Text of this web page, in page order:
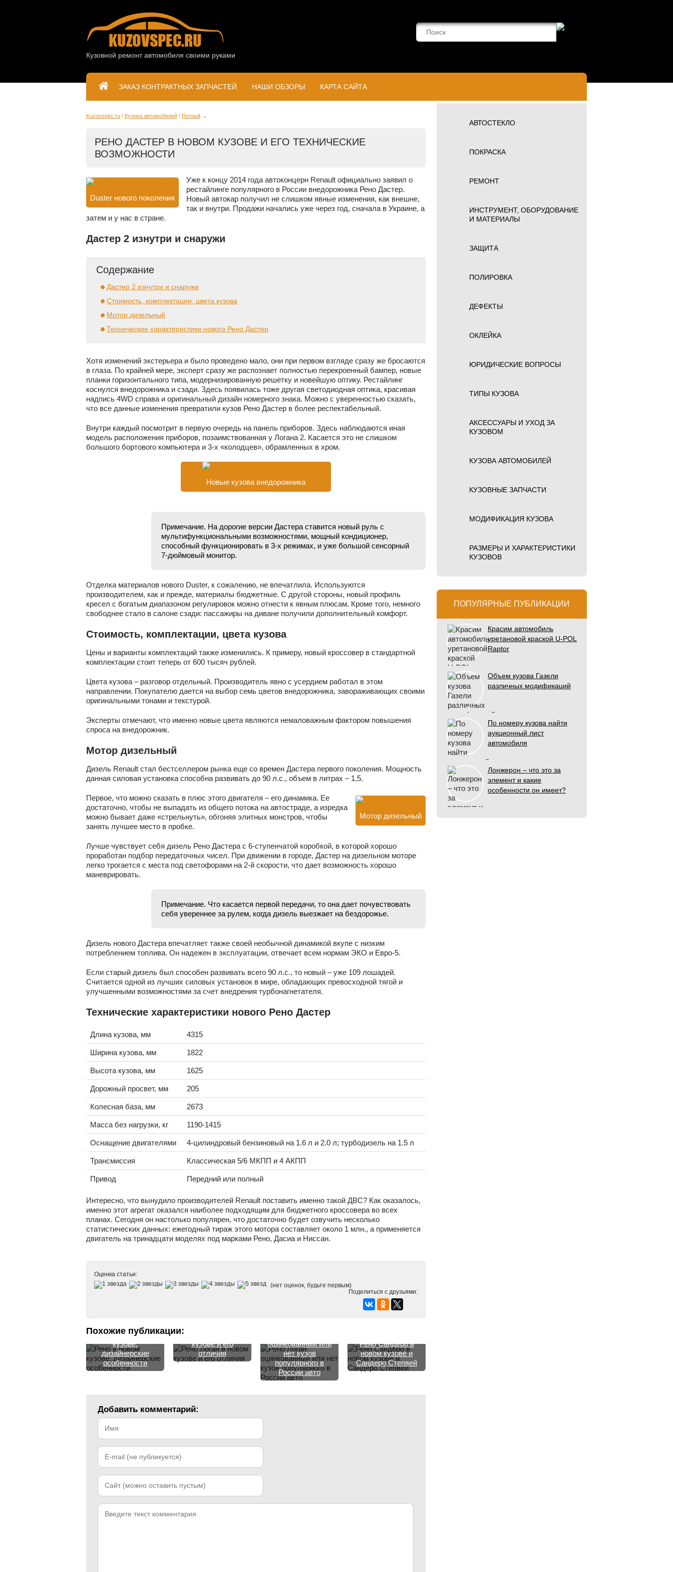
Кузовной ремонт автомобиля своими руками
ЗАКАЗ КОНТРАКТНЫХ ЗАПЧАСТЕЙ НАШИ ОБЗОРЫ КАРТА САЙТА
Kuzovspec.ru Кузова автомобилей Renault
РЕНО ДАСТЕР В НОВОМ КУЗОВЕ И ЕГО ТЕХНИЧЕСКИЕ
ВОЗМОЖНОСТИ
Duster нового поколения
Уже к концу 2014 года автоконцерн Renault официально заявил о
рестайлинге популярного в России внедорожника Рено Дастер.
Новый автокар получил не слишком явные изменения, как внешне,
так и внутри. Продажи начались уже через год, сначала в Украине, а
затем и у нас в стране.
Дастер 2 изнутри и снаружи
Содержание
Дастер 2 изнутри и снаружи
Стоимость, комплектации, цвета кузова
Мотор дизельный
Технические характеристики нового Рено Дастер
Хотя изменений экстерьера и было проведено мало, они при первом взгляде сразу же бросаются
в глаза. По крайней мере, эксперт сразу же распознает полностью перекроенный бампер, новые
планки горизонтального типа, модернизированную решетку и новейшую оптику. Рестайлинг
коснулся внедорожника и сзади. Здесь появилась тоже другая светодиодная оптика, красивая
надпись 4WD справа и оригинальный дизайн номерного знака. Можно с уверенностью сказать,
что все данные изменения превратили кузов Рено Дастер в более респектабельный.
Внутри каждый посмотрит в первую очередь на панель приборов. Здесь наблюдаются иная
модель расположения приборов, позаимствованная у Логана 2. Касается это не слишком
большого бортового компьютера и 3-х «колодцев», обрамленных в хром.
Новые кузова внедорожника
Примечание. На дорогие версии Дастера ставится новый руль с
мультифункциональными возможностями, мощный кондиционер,
способный функционировать в 3-х режимах, и уже большой сенсорный
7-дюймовый монитор.
Отделка материалов нового Duster, к сожалению, не впечатлила. Используются
производителем, как и прежде, материалы бюджетные. С другой стороны, новый профиль
кресел с богатым диапазоном регулировок можно отнести к явным плюсам. Кроме того, немного
свободнее стало в салоне сзади: пассажиры на диване получили дополнительный комфорт.
Стоимость, комплектации, цвета кузова
Цены и варианты комплектаций также изменились. К примеру, новый кроссовер в стандартной
комплектации стоит теперь от 600 тысяч рублей.
Цвета кузова – разговор отдельный. Производитель явно с усердием работал в этом
направлении. Покупателю дается на выбор семь цветов внедорожника, завораживающих своими
оригинальными тонами и текстурой.
Эксперты отмечают, что именно новые цвета являются немаловажным фактором повышения
спроса на внедорожник.
Мотор дизельный
Дизель Renault стал бестселлером рынка еще со времен Дастера первого поколения. Мощность
данная силовая установка способна развивать до 90 л.с., объем в литрах – 1,5.
Мотор дизельный
Первое, что можно сказать в плюс этого двигателя – его динамика. Ее
достаточно, чтобы не выпадать из общего потока на автостраде, а изредка
можно бывает даже «стрельнуть», обгоняя элитных монстров, чтобы
занять лучшее место в пробке.
Лучше чувствует себя дизель Рено Дастера с 6-ступенчатой коробкой, в которой хорошо
проработан подбор передаточных чисел. При движении в городе, Дастер на дизельном моторе
легко трогается с места под светофорами на 2-й скорости, что дает возможность хорошо
маневрировать.
Примечание. Что касается первой передачи, то она дает почувствовать
себя увереннее за рулем, когда дизель выезжает на бездорожье.
Дизель нового Дастера впечатляет также своей необычной динамикой вкупе с низким
потреблением топлива. Он надежен в эксплуатации, отвечает всем нормам ЭКО и Евро-5.
Если старый дизель был способен развивать всего 90 л.с., то новый – уже 109 лошадей.
Считается одной из лучших силовых установок в мире, обладающих превосходной тягой и
улучшенными возможностями за счет внедрения турбонагнетателя.
Технические характеристики нового Рено Дастер
Длина кузова, мм 4315
Ширина кузова, мм 1822
Высота кузова, мм 1625
Дорожный просвет, мм 205
Колесная база, мм 2673
Масса без нагрузки, кг 1190-1415
Оснащение двигателями 4-цилиндровый бензиновый на 1.6 л и 2.0 л; турбодизель на 1.5 л
Трансмиссия Классическая 5/6 МКПП и 4 АКПП
Привод Передний или полный
Интересно, что вынудило производителей Renault поставить именно такой ДВС? Как оказалось,
именно этот агрегат оказался наиболее подходящим для бюджетного кроссовера во всех
планах. Сегодня он настолько популярен, что достаточно будет озвучить несколько
статистических данных: ежегодный тираж этого мотора составляет около 1 млн., а применяется
двигатель на тринадцати моделях под марками Рено, Дасиа и Ниссан.
Оценка статьи:
(нет оценок, будьте первым)
Поделиться с друзьями:
Похожие публикации:
Рено в новом
кузове:
дизайнерские
особенности
Рено Логан в новом
кузове и его
отличия
оцинкованный или
нет кузов
популярного в
России авто
Рено Сандеро в
новом кузове и
Сандеро Степвей
Добавить комментарий:
АВТОСТЕКЛО
ПОКРАСКА
РЕМОНТ
ИНСТРУМЕНТ, ОБОРУДОВАНИЕ
И МАТЕРИАЛЫ
ЗАЩИТА
ПОЛИРОВКА
ДЕФЕКТЫ
ОКЛЕЙКА
ЮРИДИЧЕСКИЕ ВОПРОСЫ
ТИПЫ КУЗОВА
АКСЕССУАРЫ И УХОД ЗА
КУЗОВОМ
КУЗОВА АВТОМОБИЛЕЙ
КУЗОВНЫЕ ЗАПЧАСТИ
МОДИФИКАЦИЯ КУЗОВА
РАЗМЕРЫ И ХАРАКТЕРИСТИКИ
КУЗОВОВ
ПОПУЛЯРНЫЕ ПУБЛИКАЦИИ
Красим автомобиль
уретановой краской U-POL
Raptor
Объем кузова Газели
различных модификаций
По номеру кузова найти
аукционный лист
автомобиля
Лонжерон – что это за
элемент и какие
особенности он имеет?